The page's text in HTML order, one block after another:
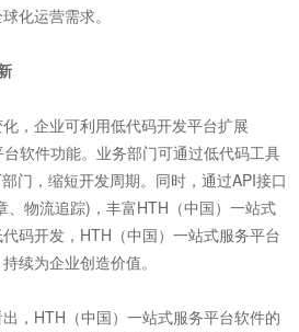
化运营需求。
企业可利用低代码开发平台扩展
软件功能。业务部门可通过低代码工具
门，缩短开发周期。同时，通过API接口
、物流追踪)，丰富HTH（中国）一站式
码开发，HTH（中国）一站式服务平台
续为企业创造价值。
HTH（中国）一站式服务平台软件的